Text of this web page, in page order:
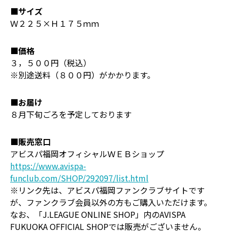
■サイズ
Ｗ２２５×Ｈ１７５ｍｍ
■価格
３，５００円（税込）
※別途送料（８００円）がかかります。
■お届け
８月下旬ごろを予定しております
■販売窓口
アビスパ福岡オフィシャルＷＥＢショップ
https://www.avispa-
funclub.com/SHOP/292097/list.html
※リンク先は、アビスパ福岡ファンクラブサイトです
が、ファンクラブ会員以外の方もご購入いただけます。
なお、「J.LEAGUE ONLINE SHOP」内のAVISPA
FUKUOKA OFFICIAL SHOPでは販売がございません。